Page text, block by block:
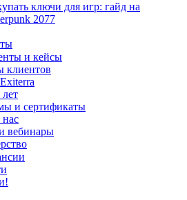
ключи для игр: гайд на
2077
и кейсы
клиентов
и сертификаты
вебинары